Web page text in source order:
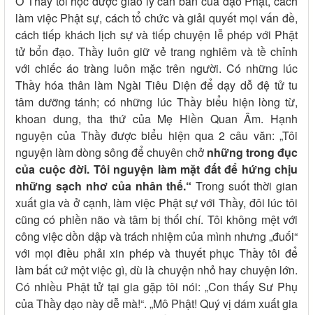
làm việc Phật sự, cách tổ chức và giải quyết mọi vấn đề,
cách tiếp khách lịch sự và tiếp chuyện lễ phép với Phật
tử bổn đạo. Thầy luôn giữ vẻ trang nghiêm và tề chỉnh
với chiếc áo tràng luôn mặc trên người. Có những lúc
Thầy hóa thân làm Ngài Tiêu Diện để dạy dỗ đệ tử tu
tâm dưỡng tánh; có những lúc Thầy biểu hiện lòng từ,
khoan dung, tha thứ của Mẹ Hiền Quan Âm. Hạnh
nguyện của Thầy được biểu hiện qua 2 câu văn: „Tôi
nguyện làm dòng sông để chuyên chở những trong đục
của cuộc đời. Tôi nguyện làm mặt đất để hứng chịu
những sạch nhơ của nhân thế.“Trong suốt thời gian
xuất gia và ở cạnh, làm việc Phật sự với Thầy, đôi lúc tôi
cũng có phiền não và tâm bị thối chí. Tôi không mệt với
công việc dồn dập và trách nhiệm của mình nhưng „đuối“
với mọi điều phải xin phép và thuyết phục Thầy tôi để
làm bất cứ một việc gì, dù là chuyện nhỏ hay chuyện lớn.
Có nhiều Phật tử tại gia gặp tôi nói: „Con thấy Sư Phụ
của Thầy dạo này dễ mà!“. „Mô Phật! Quý vị dám xuất gia